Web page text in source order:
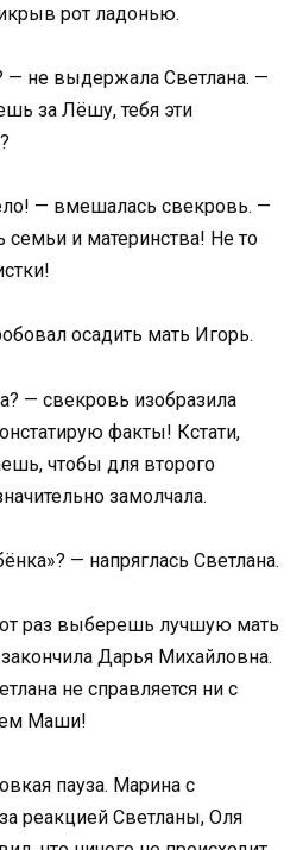
рот ладонью.
— не выдержала Светлана. —
за Лёшу, тебя эти
— вмешалась свекровь. —
семьи и материнства! Не то
осадить мать Игорь.
— свекровь изобразила
факты! Кстати,
чтобы для второго
замолчала.
— напряглась Светлана.
раз выберешь лучшую мать
Дарья Михайловна.
не справляется ни с
Маши!
пауза. Марина с
реакцией Светланы, Оля